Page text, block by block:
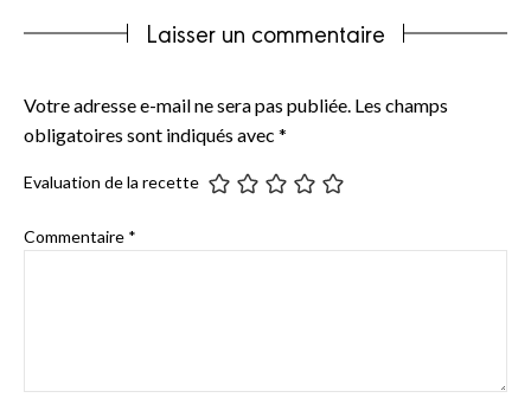
Laisser un commentaire
Votre adresse e-mail ne sera pas publiée. Les champs
obligatoires sont indiqués avec *
Evaluation de la recette
Commentaire *